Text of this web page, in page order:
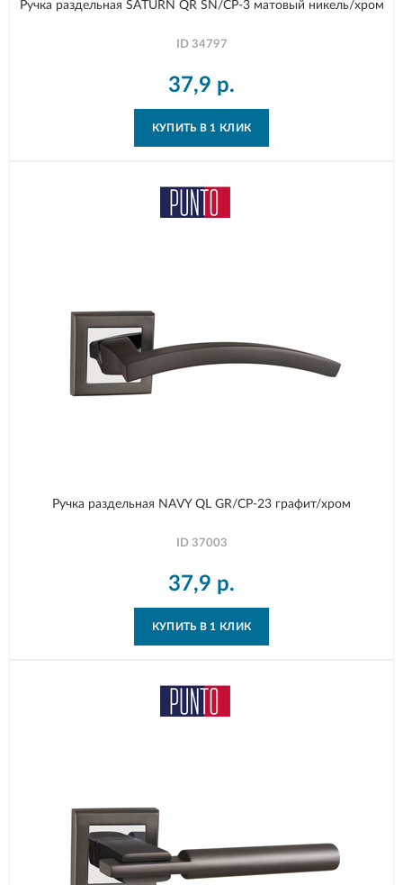
Ручка раздельная SATURN QR SN/CP-3 матовый никель/хром
ID 34797
37,9 р.
КУПИТЬ В 1 КЛИК
Ручка раздельная NAVY QL GR/CP-23 графит/хром
ID 37003
37,9 р.
КУПИТЬ В 1 КЛИК